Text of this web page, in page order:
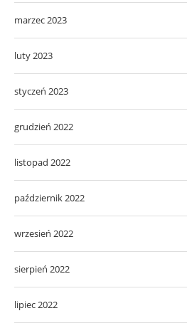
marzec 2023
luty 2023
styczeń 2023
grudzień 2022
listopad 2022
październik 2022
wrzesień 2022
sierpień 2022
lipiec 2022